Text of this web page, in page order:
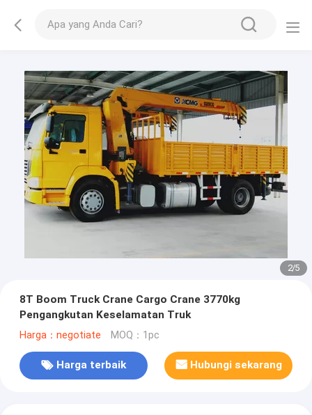
2/5
8T Boom Truck Crane Cargo Crane 3770kg
Pengangkutan Keselamatan Truk
Harga：negotiate MOQ：1pc
Harga terbaik Hubungi sekarang